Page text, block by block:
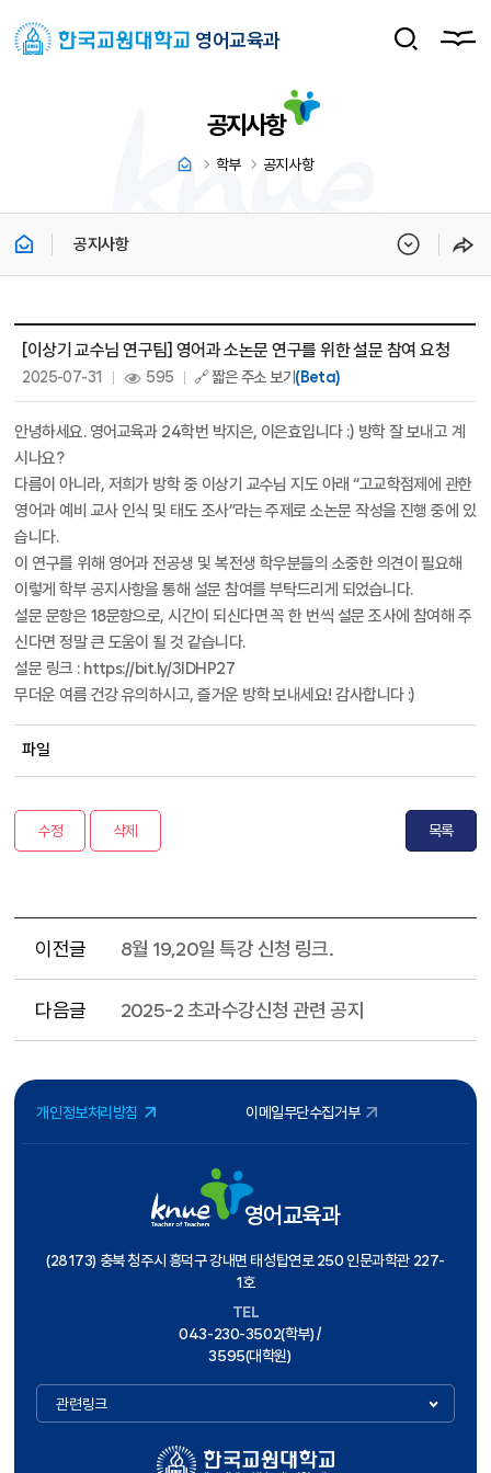
영어교육과
공지사항
학부 공지사항
공지사항
[이상기 교수님 연구팀] 영어과 소논문 연구를 위한 설문 참여 요청
2025-07-31 595 🔗 짧은 주소 보기(Beta)
안녕하세요. 영어교육과 24학번 박지은, 이은효입니다 :) 방학 잘 보내고 계
시나요?
다름이 아니라, 저희가 방학 중 이상기 교수님 지도 아래 “고교학점제에 관한
영어과 예비 교사 인식 및 태도 조사”라는 주제로 소논문 작성을 진행 중에 있
습니다.
이 연구를 위해 영어과 전공생 및 복전생 학우분들의 소중한 의견이 필요해
이렇게 학부 공지사항을 통해 설문 참여를 부탁드리게 되었습니다.
설문 문항은 18문항으로, 시간이 되신다면 꼭 한 번씩 설문 조사에 참여해 주
신다면 정말 큰 도움이 될 것 같습니다.
설문 링크 : https://bit.ly/3IDHP27
무더운 여름 건강 유의하시고, 즐거운 방학 보내세요! 감사합니다 :)
파일
수정 삭제 목록
이전글 8월 19,20일 특강 신청 링크.
다음글 2025-2 초과수강신청 관련 공지
개인정보처리방침 이메일무단수집거부
영어교육과
(28173) 충북 청주시 흥덕구 강내면 태성탑연로 250 인문과학관 227-
1호
TEL
043-230-3502(학부) /
3595(대학원)
관련링크